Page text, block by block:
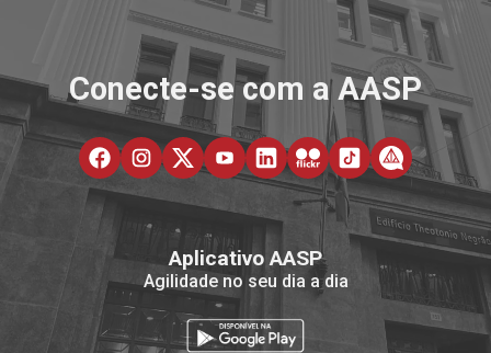
Conecte-se com a AASP
Aplicativo AASP
Agilidade no seu dia a dia